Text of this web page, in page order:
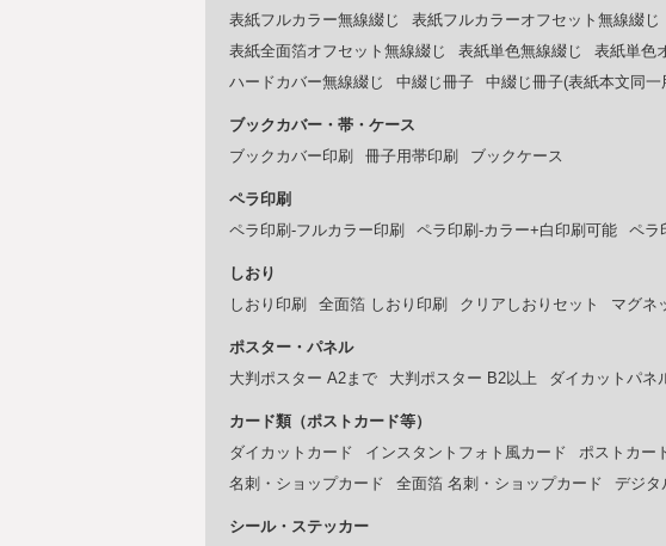
表紙フルカラー無線綴じ
表紙フルカラーオフセット無線綴じ
表紙全面箔オフセット無線綴じ
表紙単色無線綴じ 表紙単色
ハードカバー無線綴じ
中綴じ冊子 中綴じ冊子(表紙本文同一
ブックカバー・帯・ケース
ブックカバー印刷
冊子用帯印刷 ブックケース
ペラ印刷
ペラ印刷-フルカラー印刷
ペラ印刷-カラー+白印刷可能 ペラ
しおり
しおり印刷
全面箔 しおり印刷 クリアしおりセット マグネ
ポスター・パネル
大判ポスター A2まで
大判ポスター B2以上 ダイカットパネ
カード類（ポストカード等）
ダイカットカード
インスタントフォト風カード ポストカー
名刺・ショップカード
全面箔 名刺・ショップカード デジタ
シール・ステッカー